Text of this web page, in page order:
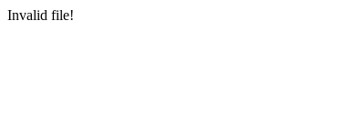
Invalid file!